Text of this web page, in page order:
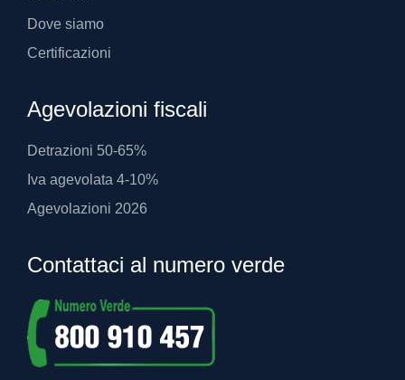
Dove siamo
Certificazioni
Agevolazioni fiscali
Detrazioni 50-65%
Iva agevolata 4-10%
Agevolazioni 2026
Contattaci al numero verde